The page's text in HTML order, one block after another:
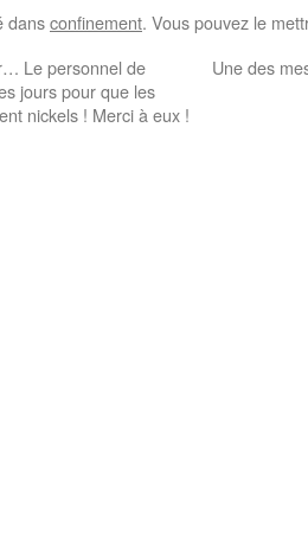
dansconfinement. Vous pouvez le
Le personnel de
jours pour que les
nickels ! Merci à eux !
Une des